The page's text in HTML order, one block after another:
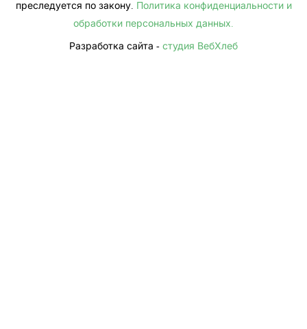
преследуется по закону. Политика конфиденциальности и
обработки персональных данных.
Разработка сайта - студия ВебХлеб